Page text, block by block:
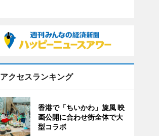
アクセスランキング
香港で「ちいかわ」旋風 映
画公開に合わせ街全体で大
型コラボ